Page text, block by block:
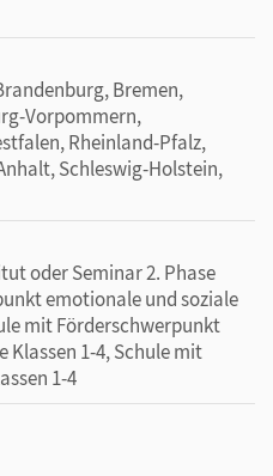
Bremen,
Vorpommern,
Rheinland-Pfalz,
Schleswig-Holstein,
oder Seminar 2. Phase
emotionale und soziale
mit Förderschwerpunkt
Klassen 1-4, Schule mit
1-4